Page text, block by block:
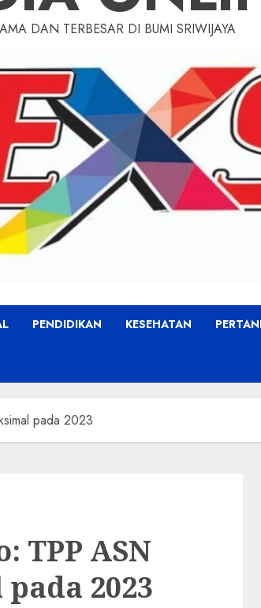
DAN TERBESAR DI BUMI SRIWIJAYA
PENDIDIKAN KESEHATAN
pada 2023
TPP ASN
2023